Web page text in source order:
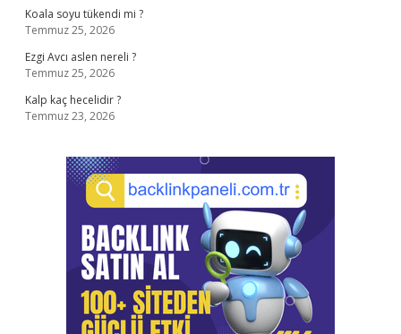
Koala soyu tükendi mi ?
Temmuz 25, 2026
Ezgi Avcı aslen nereli ?
Temmuz 25, 2026
Kalp kaç hecelidir ?
Temmuz 23, 2026